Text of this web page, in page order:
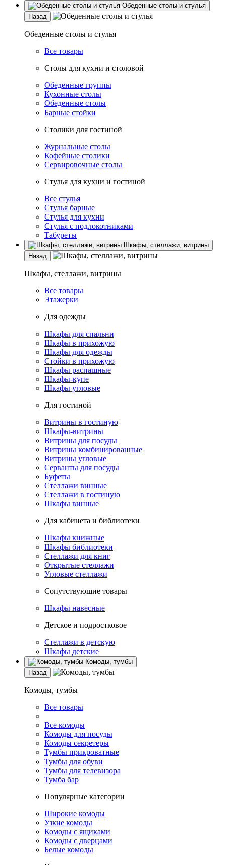
Обеденные столы и стулья
Назад
Обеденные столы и стулья
Все товары
Столы для кухни и столовой
Обеденные группы
Кухонные столы
Обеденные столы
Барные стойки
Столики для гостиной
Журнальные столы
Кофейные столики
Сервировочные столы
Стулья для кухни и гостиной
Все стулья
Стулья барные
Стулья для кухни
Стулья с подлокотниками
Табуреты
Шкафы, стеллажи, витрины
Назад
Шкафы, стеллажи, витрины
Все товары
Этажерки
Для одежды
Шкафы для спальни
Шкафы в прихожую
Шкафы для одежды
Стойки в прихожую
Шкафы распашные
Шкафы-купе
Шкафы угловые
Для гостиной
Витрины в гостиную
Шкафы-витрины
Витрины для посуды
Витрины комбинированные
Витрины угловые
Серванты для посуды
Буфеты
Стеллажи винные
Стеллажи в гостиную
Шкафы винные
Для кабинета и библиотеки
Шкафы книжные
Шкафы библиотеки
Стеллажи для книг
Открытые стеллажи
Угловые стеллажи
Сопутствующие товары
Шкафы навесные
Детское и подростковое
Стеллажи в детскую
Шкафы детские
Комоды, тумбы
Назад
Комоды, тумбы
Все товары
Все комоды
Комоды для посуды
Комоды секретеры
Тумбы прикроватные
Тумбы для обуви
Тумбы для телевизора
Тумба бар
Популярные категории
Широкие комоды
Узкие комоды
Комоды с ящиками
Комоды с дверцами
Белые комоды